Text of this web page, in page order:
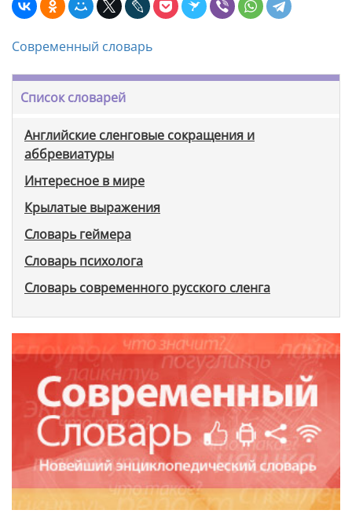
Современный словарь
Список словарей
Английские сленговые сокращения и
аббревиатуры
Интересное в мире
Крылатые выражения
Словарь геймера
Словарь психолога
Словарь современного русского сленга